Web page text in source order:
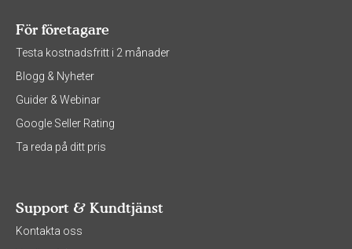
För företagare
Testa kostnadsfritt i 2 månader
Blogg & Nyheter
Guider & Webinar
Google Seller Rating
Ta reda på ditt pris
Support & Kundtjänst
Kontakta oss